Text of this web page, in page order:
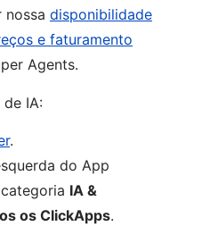
nossa disponibilidade
e faturamento
Agents.
de IA:
.
do App
IA &
os ClickApps.